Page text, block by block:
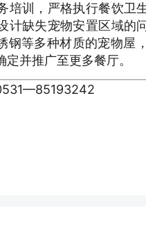
培训，严格执行餐饮卫
计缺失宠物安置区域的
钢等多种材质的宠物屋
并推广至更多餐厅。